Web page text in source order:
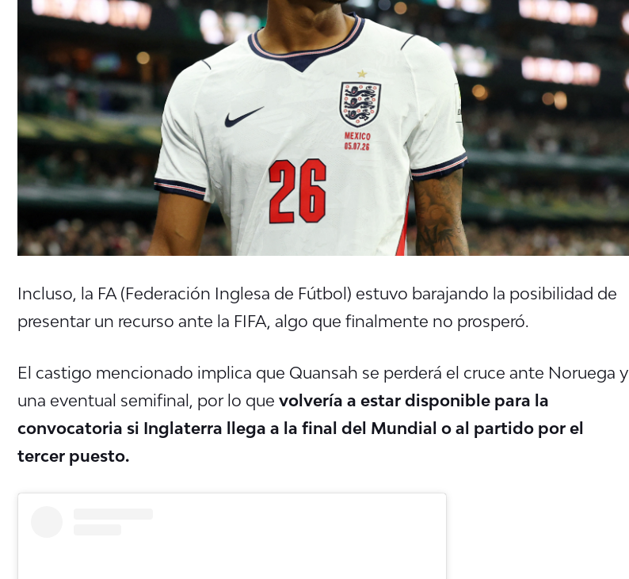
Incluso, la FA (Federación Inglesa de Fútbol) estuvo barajando la posibilidad de
presentar un recurso ante la FIFA, algo que finalmente no prosperó.
El castigo mencionado implica que Quansah se perderá el cruce ante Noruega y
una eventual semifinal, por lo que volvería a estar disponible para la
convocatoria si Inglaterra llega a la final del Mundial o al partido por el
tercer puesto.